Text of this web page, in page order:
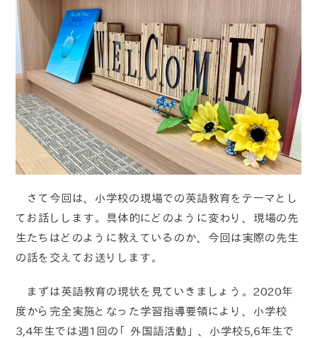
さて今回は、小学校の現場での英語教育をテーマとし
てお話しします。具体的にどのように変わり、現場の先
生たちはどのように教えているのか、今回は実際の先生
の話を交えてお送りします。
まずは英語教育の現状を見ていきましょう。2020年
度から完全実施となった学習指導要領により、小学校
3,4年生では週1回の「外国語活動」、小学校5,6年生で